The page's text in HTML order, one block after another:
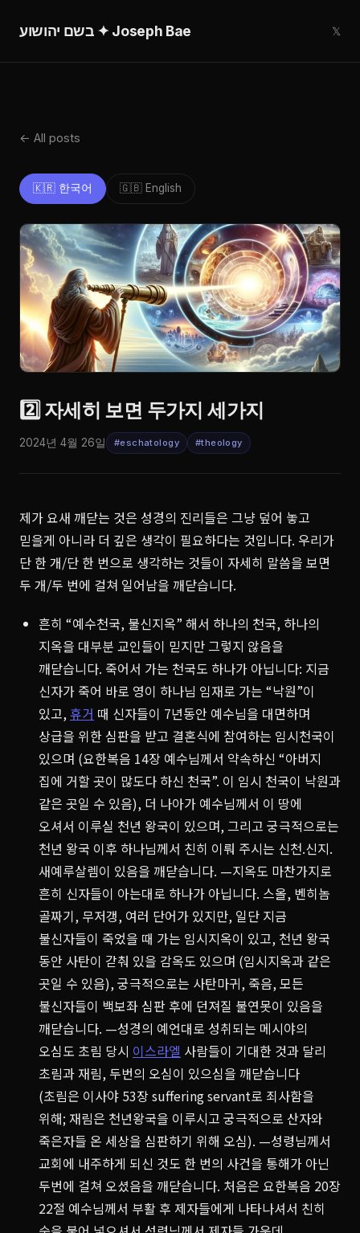
בשם יהושוע ✦ Joseph Bae 𝕏
← All posts
🇰🇷 한국어 🇬🇧 English
2️⃣ 자세히 보면 두가지 세가지
2024년 4월 26일 #eschatology #theology
제가 요새 깨닫는 것은 성경의 진리들은 그냥 덮어 놓고
믿을게 아니라 더 깊은 생각이 필요하다는 것입니다. 우리가
단 한 개/단 한 번으로 생각하는 것들이 자세히 말씀을 보면
두 개/두 번에 걸쳐 일어남을 깨닫습니다.
흔히 “예수천국, 불신지옥” 해서 하나의 천국, 하나의
지옥을 대부분 교인들이 믿지만 그렇지 않음을
깨닫습니다. 죽어서 가는 천국도 하나가 아닙니다: 지금
신자가 죽어 바로 영이 하나님 임재로 가는 “낙원”이
있고, 휴거 때 신자들이 7년동안 예수님을 대면하며
상급을 위한 심판을 받고 결혼식에 참여하는 임시천국이
있으며 (요한복음 14장 예수님께서 약속하신 “아버지
집에 거할 곳이 많도다 하신 천국”. 이 임시 천국이 낙원과
같은 곳일 수 있음), 더 나아가 예수님께서 이 땅에
오셔서 이루실 천년 왕국이 있으며, 그리고 궁극적으로는
천년 왕국 이후 하나님께서 친히 이뤄 주시는 신천.신지.
새예루살렘이 있음을 깨닫습니다. —지옥도 마찬가지로
흔히 신자들이 아는대로 하나가 아닙니다. 스올, 벤히놈
골짜기, 무저갱, 여러 단어가 있지만, 일단 지금
불신자들이 죽었을 때 가는 임시지옥이 있고, 천년 왕국
동안 사탄이 갇춰 있을 감옥도 있으며 (임시지옥과 같은
곳일 수 있음), 궁극적으로는 사탄마귀, 죽음, 모든
불신자들이 백보좌 심판 후에 던져질 불연못이 있음을
깨닫습니다. —성경의 예언대로 성취되는 메시야의
오심도 초림 당시 이스라엘 사람들이 기대한 것과 달리
초림과 재림, 두번의 오심이 있으심을 깨닫습니다
(초림은 이사야 53장 suffering servant로 죄사함을
위해; 재림은 천년왕국을 이루시고 궁극적으로 산자와
죽은자들 온 세상을 심판하기 위해 오심). —성령님께서
교회에 내주하게 되신 것도 한 번의 사건을 통해가 아닌
두번에 걸쳐 오셨음을 깨닫습니다. 처음은 요한복음 20장
22절 예수님께서 부활 후 제자들에게 나타나셔서 친히